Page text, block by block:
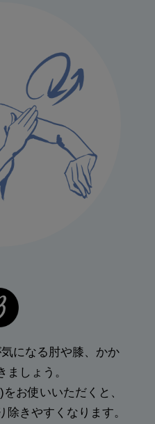
になる肘や膝、かか
ましょう。
お使いいただくと、
きやすくなります。